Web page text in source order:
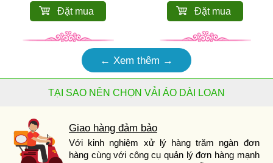
Đặt mua Đặt mua
← Xem thêm →
TẠI SAO NÊN CHỌN VẢI ÁO DÀI LOAN
Giao hàng đảm bảo
Với kinh nghiệm xử lý hàng trăm ngàn đơn
hàng cùng với công cụ quản lý đơn hàng mạnh